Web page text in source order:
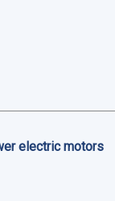
electric motors